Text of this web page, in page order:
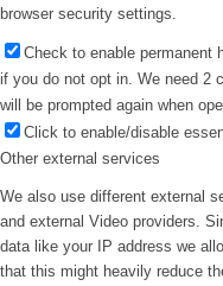
browser security settings.
Check to enable permanent
if you do not opt in. We need 2
will be prompted again when
Click to enable/disable
Other external services
We also use different external
and external Video providers.
data like your IP address we
that this might heavily reduce